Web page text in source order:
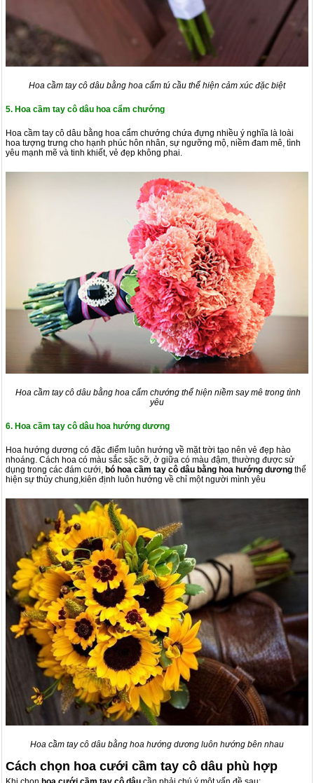
Hoa cầm tay cô dâu bằng hoa cẩm tú cầu thể hiện cảm xúc đặc biệt
5. Hoa cầm tay cô dâu hoa cẩm chướng
Hoa cầm tay cô dâu bằng hoa cẩm chướng chứa đựng nhiều ý nghĩa là loài
hoa tượng trưng cho hạnh phúc hôn nhân, sự ngưỡng mộ, niềm đam mê, tình
yêu mạnh mẽ và tinh khiết, vẻ đẹp không phai.
Hoa cầm tay cô dâu bằng hoa cẩm chướng thể hiện niềm say mê trong tình
yêu
6. Hoa cầm tay cô dâu hoa hướng dương
Hoa hướng dương có đặc điểm luôn hướng về mặt trời tạo nên vẻ đẹp hào
nhoáng. Cách hoa có màu sắc sặc sỡ, ở giữa có màu đậm, thường được sử
dụng trong các đám cưới, bó hoa cầm tay cô dâu bằng hoa hướng dương thể
hiện sự thủy chung,kiên định luôn hướng về chỉ một người mình yêu
Hoa cầm tay cô dâu bằng hoa hướng dương luôn hướng bên nhau
Cách chọn hoa cưới cầm tay cô dâu phù hợp